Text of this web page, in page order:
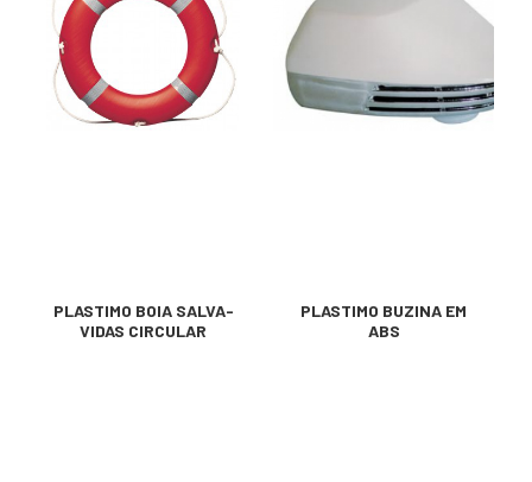
PLASTIMO BOIA SALVA-
VIDAS CIRCULAR
PLASTIMO BUZINA EM
ABS